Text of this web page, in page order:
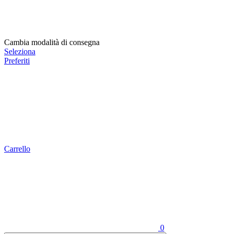
Cambia modalità di consegna
Seleziona
Preferiti
Carrello
0